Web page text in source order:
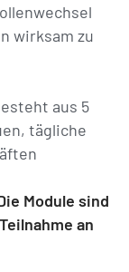
wirksam zu
aus 5
tägliche
Module sind
an